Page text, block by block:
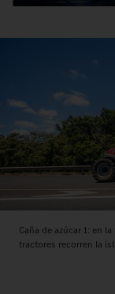
Caña de azúcar 1: en
tractores recorren la